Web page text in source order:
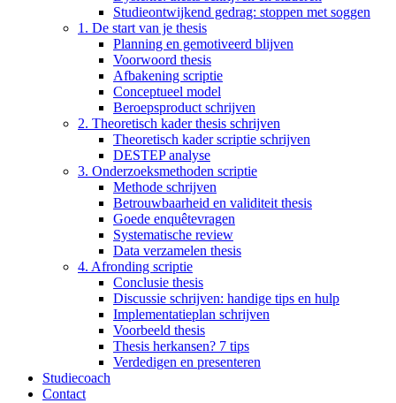
Studieontwijkend gedrag: stoppen met soggen
1. De start van je thesis
Planning en gemotiveerd blijven
Voorwoord thesis
Afbakening scriptie
Conceptueel model
Beroepsproduct schrijven
2. Theoretisch kader thesis schrijven
Theoretisch kader scriptie schrijven
DESTEP analyse
3. Onderzoeksmethoden scriptie
Methode schrijven
Betrouwbaarheid en validiteit thesis
Goede enquêtevragen
Systematische review
Data verzamelen thesis
4. Afronding scriptie
Conclusie thesis
Discussie schrijven: handige tips en hulp
Implementatieplan schrijven
Voorbeeld thesis
Thesis herkansen? 7 tips
Verdedigen en presenteren
Studiecoach
Contact